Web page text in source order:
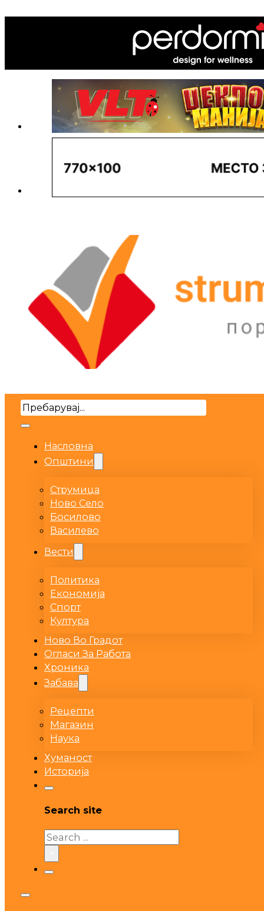
Search
Насловна
Општини
Струмица
Ново Село
Босилово
Василево
Вести
Политика
Економија
Спорт
Култура
Ново Во Градот
Огласи За Работа
Хроника
Забава
Рецепти
Магазин
Наука
Хуманост
Историја
Search site
Search